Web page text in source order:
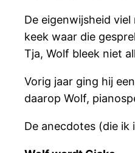
De eigenwijsheid
keek waar die
Tja, Wolf bleek niet
Vorig jaar ging hij
daarop Wolf,
De anecdotes (die ik